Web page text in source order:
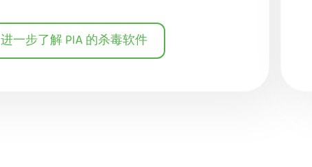
进一步了解 PIA 的杀毒软件